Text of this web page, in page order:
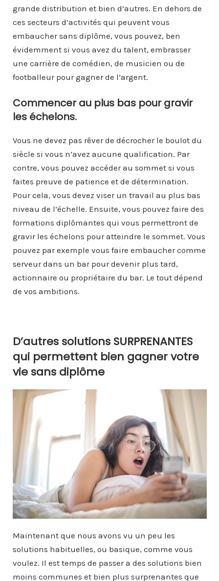
grande distribution et bien d’autres. En dehors de
ces secteurs d’activités qui peuvent vous
embaucher sans diplôme, vous pouvez, ben
évidemment si vous avez du talent, embrasser
une carrière de comédien, de musicien ou de
footballeur pour gagner de l’argent.
Commencer au plus bas pour gravir
les échelons.
Vous ne devez pas rêver de décrocher le boulot du
siècle si vous n’avez aucune qualification. Par
contre, vous pouvez accéder au sommet si vous
faites preuve de patience et de détermination.
Pour cela, vous devez viser un travail au plus bas
niveau de l’échelle. Ensuite, vous pouvez faire des
formations diplômantes qui vous permettront de
gravir les échelons pour atteindre le sommet. Vous
pouvez par exemple vous faire embaucher comme
serveur dans un bar pour devenir plus tard,
actionnaire ou propriétaire du bar. Le tout dépend
de vos ambitions.
D’autres solutions SURPRENANTES
qui permettent bien gagner votre
vie sans diplôme
Maintenant que nous avons vu un peu les
solutions habituelles, ou basique, comme vous
voulez. Il est temps de passer a des solutions bien
moins communes et bien plus surprenantes que